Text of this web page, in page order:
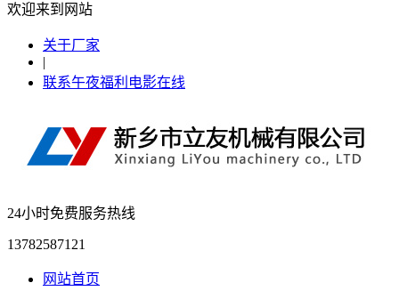
欢迎来到网站
关于厂家
|
联系午夜福利电影在线
24小时免费服务热线
13782587121
网站首页